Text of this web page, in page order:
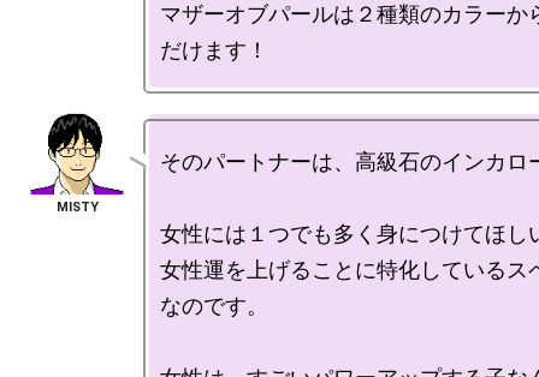
マザーオブパールは２種類のカラーか
そのパートナーは、高級石のインカロ
女性には１つでも多く身につけてほし
女性運を上げることに特化しているス
なのです。